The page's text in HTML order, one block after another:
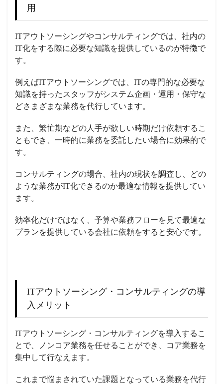
用
ITアウトソーシングやコンサルティングでは、社内の
IT化をする際に必要な知識を提供しているのが特徴で
す。
例えばITアウトソーシングでは、ITの専門的な必要な
知識を持ったスタッフがシステム企画・運用・保守な
どさまざまな業務を代行しています。
また、繁忙期などの人手が欲しい時期だけ依頼するこ
ともでき、一時的に業務を委託したい場合に効果的で
す。
コンサルティングの場合、社内の現状を調査し、どの
ような業務がIT化できるのか最適な情報を提供してい
ます。
効率化だけではなく、予算や業務フローを見て最適な
プランを提供している会社に依頼をすると安心です。
ITアウトソーシング・コンサルティングの導
入メリット
ITアウトソーシング・コンサルティングを導入するこ
とで、ノンコア業務を任せることができ、コア業務を
集中して行なえます。
これまで悩まされていた課題となっている業務を代行